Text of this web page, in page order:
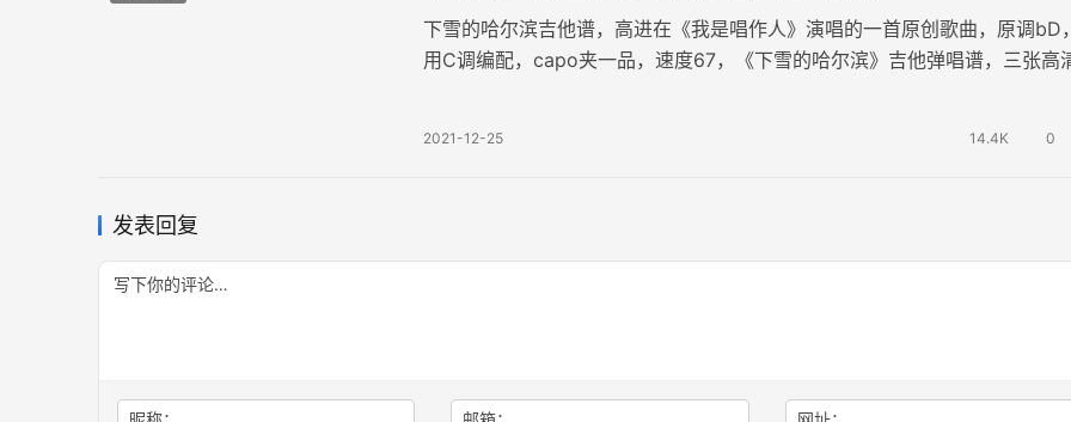
下雪的哈尔滨吉他谱，高进在《我是唱作人》演唱的一首原创歌曲，原调bD
用C调编配，capo夹一品，速度67，《下雪的哈尔滨》吉他弹唱谱，三张高
2021-12-25 14.4K 0
发表回复